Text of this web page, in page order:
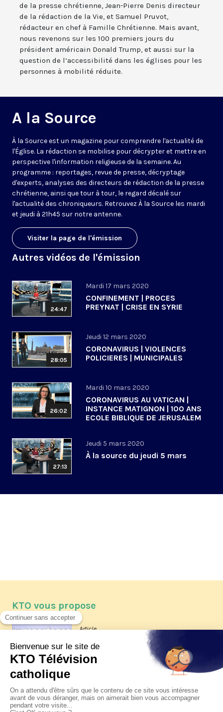
de la presse chrétienne, Jean-Pierre Denis directeur
de la rédaction de la Vie, et Samuel Pruvot,
rédacteur en chef à Famille Chrétienne. Mais avant,
nous revenons sur les 100 premiers jours du
président américain Donald Trump, et aussi sur la
question de l’accessibilité dans les églises pour les
personnes à mobilité réduite.
A la Source
À la Source est un magazine pour comprendre l'actualité de
l'Église. La rédaction se mobilise pour décrypter et mettre en
perspective l'information religieuse de la semaine. Au
programme : reportages, revue de presse, décryptage
d'experts, analyses des directeurs de rédaction de la presse
chrétienne, ainsi que tour à tour, le regard décalé sur
l'actualité des chroniqueurs. Retrouvez À la Source les mardi
et jeudi à 21h45 sur notre antenne.
Visiter la page de l'émission
Autres vidéos de l'émission
24:47
Mardi 17 mars 2020
CONFINEMENT | PROCES
PREYNAT | CRISE EN SYRIE
28:05
Jeudi 12 mars 2020
CORONAVIRUS | VIOLENCES
POLICIERES | MUNICIPALES
26:02
Mardi 10 mars 2020
CORONAVIRUS AU VATICAN |
INSTANCE MATIGNON | 100 ANS
ECOLE BIBLIQUE DE JERUSALEM
27:13
Jeudi 5 mars 2020
À la source du jeudi 5 mars
KTO vous propose
Article
Les reportages d'été 2026 de KTO
La visite pastorale du pape Léon
XIV à Assise à suivre sur KTO le
jeudi 6 août